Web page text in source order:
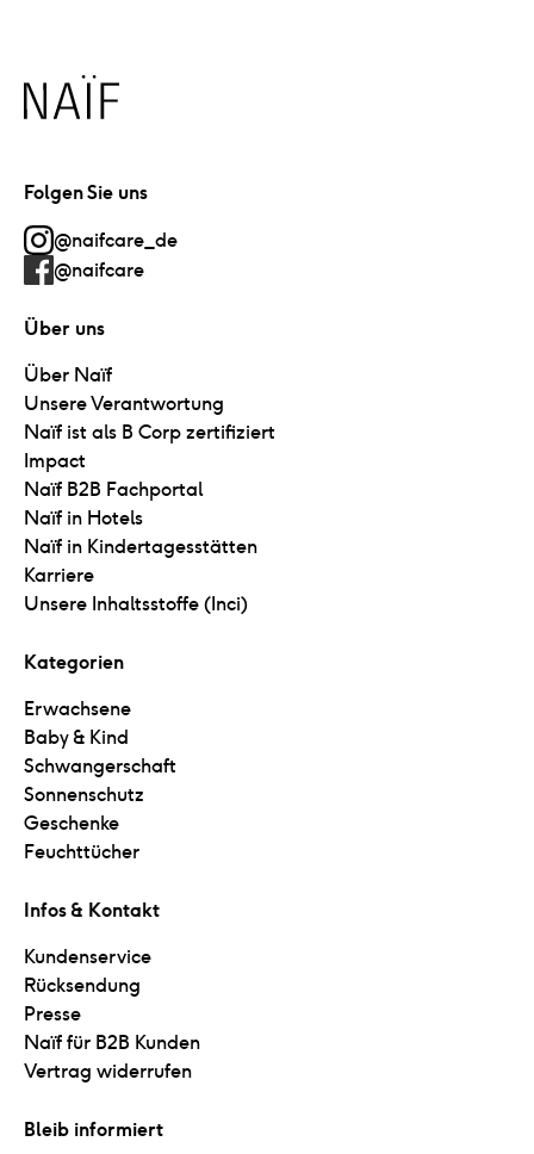
Naïf
Folgen Sie uns
@naifcare_de
@naifcare
Über uns
Über Naïf
Unsere Verantwortung
Naïf ist als B Corp zertifiziert
Impact
Naïf B2B Fachportal
Naïf in Hotels
Naïf in Kindertagesstätten
Karriere
Unsere Inhaltsstoffe (Inci)
Kategorien
Erwachsene
Baby & Kind
Schwangerschaft
Sonnenschutz
Geschenke
Feuchttücher
Infos & Kontakt
Kundenservice
Rücksendung
Presse
Naïf für B2B Kunden
Vertrag widerrufen
Bleib informiert